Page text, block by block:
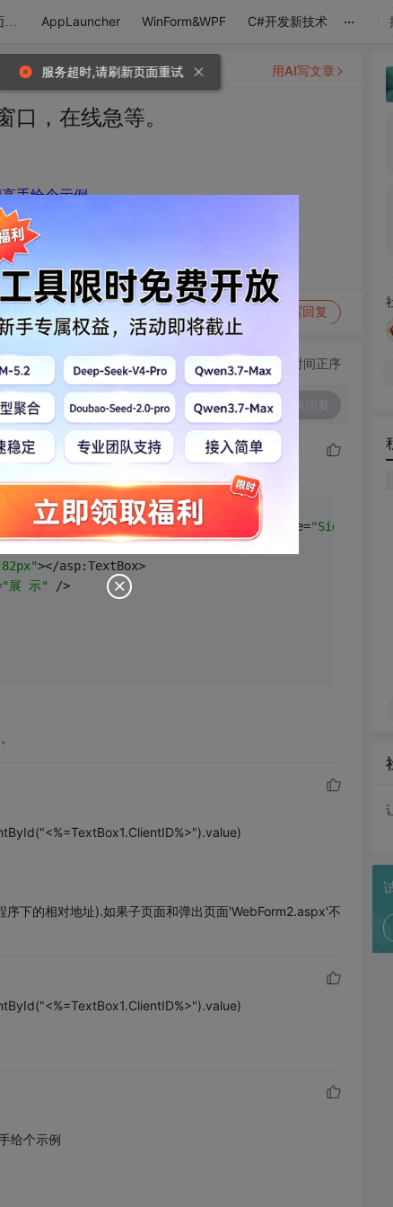
C#互联网桌面应用 AppLauncher WinForm&WPF C#开发新技术 ...
，在线急等。
手给个示例
写回复
用AI写文章
切换为时间正序
"~/MasterPage.master" CodeFile=
"ContentPlaceHolder1">
></asp:TextBox>
"展 示" />
下的相对地址).如果子页面和弹出页面'WebForm2.aspx'不
给个示例
服务超时,请刷新页面重试